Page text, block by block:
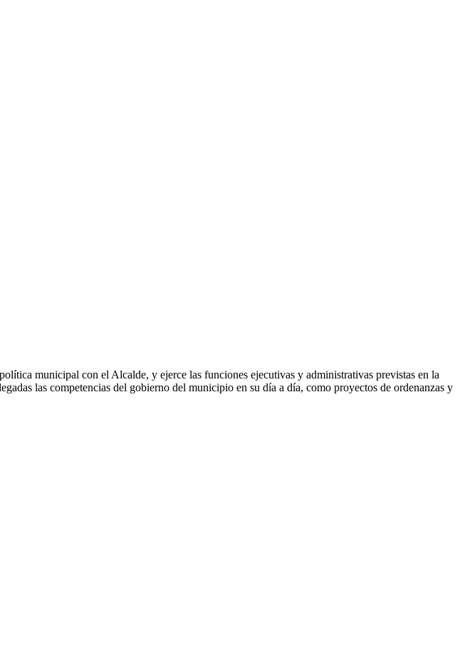
municipal con el Alcalde, y ejerce las funciones ejecutivas y administrativas previstas en la
las competencias del gobierno del municipio en su día a día, como proyectos de ordenanzas y